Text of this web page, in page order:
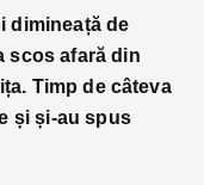
dimineață de
scos afară din
Timp de câteva
și și-au spus